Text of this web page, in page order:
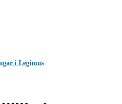
i Legimus